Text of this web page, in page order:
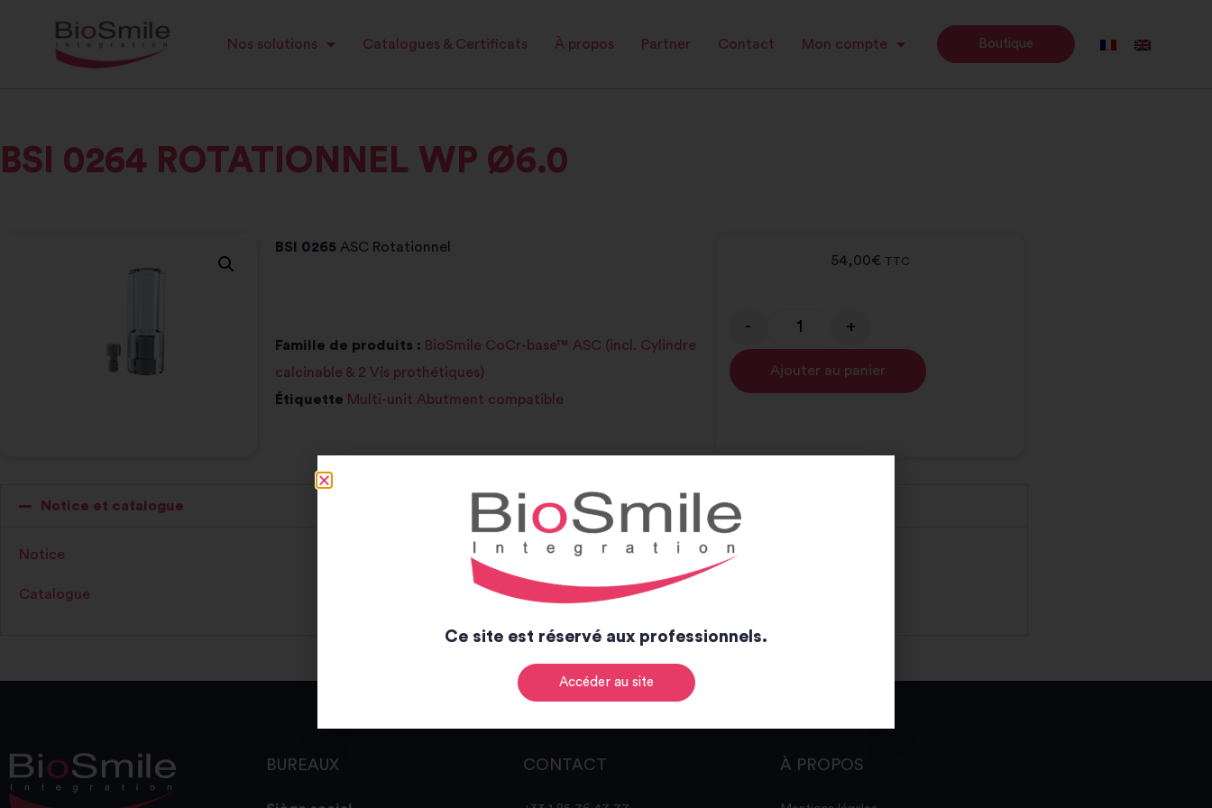
Nos solutions Catalogues & Certificats À propos Partner Contact Mon compte Boutique
BSI 0264 ROTATIONNEL WP Ø6.0
BSI 0265 ASC Rotationnel
Famille de produits : BioSmile CoCr-base™ ASC (incl. Cylindre
calcinable & 2 Vis prothétiques)
Étiquette Multi-unit Abutment compatible
54,00€ TTC
- +
Ajouter au panier
Notice et catalogue
Notice
Catalogue
BUREAUX CONTACT À PROPOS
Ce site est réservé aux professionnels.
Accéder au site